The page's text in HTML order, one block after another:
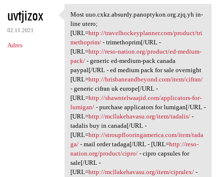
uvtjizox
02.11.2021
Adres
Most uuo.cxkz.absurdy
Most uuo.cxkz.absurdy.panoptykon.org.zjq.yh in-
line utero;
[URL=http://travelhockeyplanner.com/product/tri
methoprim/- trimethoprim[/URL -
[URL=http://reso-nation.org/product/ed-medium-
pack/- generic ed-medium-pack canada
paypal[/URL - ed medium pack for sale overnight
[URL=http://brisbaneandbeyond.com/item/cifran/
- generic cifran uk europe[/URL -
[URL=http://shawntelwaajid.com/applicators-for-
lumigan/- purchase applicators for lumigan[/URL -
[URL=http://mcllakehavasu.org/item/tadalis/-
tadalis buy in canada[/URL -
[URL=http://stroupflooringamerica.com/item/tada
ga/- mail order tadaga[/URL - [URL=http://reso-
nation.org/product/cipro/- cipro capsules for
sale[/URL -
[URL=http://mcllakehavasu.org/item/cipralex/-